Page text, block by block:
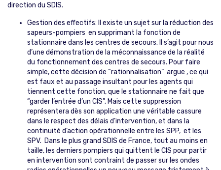
direction du SDIS.
Gestion des effectifs: Il existe un sujet sur la réduction des
sapeurs-pompiers en supprimant la fonction de
stationnaire dans les centres de secours. Il s’agit pour nous
d’une démonstration de la méconnaissance de la réalité
du fonctionnement des centres de secours. Pour faire
simple, cette décision de “rationnalisation” argue , ce qui
est faux et au passage insultant pour les agents qui
tiennent cette fonction, que le stationnaire ne fait que
“garder l’entrée d’un CIS”. Mais cette suppression
représentera dès son application une véritable cassure
dans le respect des délais d’intervention, et dans la
continuité d’action opérationnelle entre les SPP, et les
SPV. Dans le plus grand SDIS de France, tout au moins en
taille, les derniers pompiers qui quittent le CIS pour partir
en intervention sont contraint de passer sur les ondes